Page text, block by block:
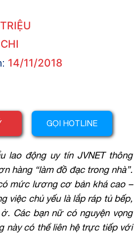
14/11/2018
GỌI HOTLINE
lao động uy tín JVNET thông
hàng “làm đồ đạc trong nhà”.
mức lương cơ bản khá cao –
việc chủ yếu là lắp ráp tủ bếp,
Các bạn nữ có nguyện vọng
này có thể liên hệ trực tiếp với